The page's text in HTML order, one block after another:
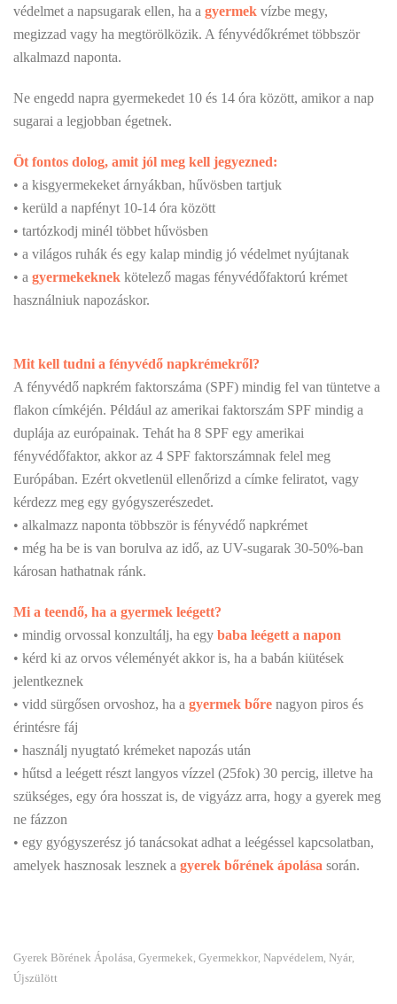
védelmet a napsugarak ellen, ha a gyermek vízbe megy,
megizzad vagy ha megtörölközik. A fényvédőkrémet többször
alkalmazd naponta.
Ne engedd napra gyermekedet 10 és 14 óra között, amikor a nap
sugarai a legjobban égetnek.
Öt fontos dolog, amit jól meg kell jegyezned:
• a kisgyermekeket árnyákban, hűvösben tartjuk
• kerüld a napfényt 10-14 óra között
• tartózkodj minél többet hűvösben
• a világos ruhák és egy kalap mindig jó védelmet nyújtanak
• a gyermekeknek kötelező magas fényvédőfaktorú krémet
használniuk napozáskor.
Mit kell tudni a fényvédő napkrémekről?
A fényvédő napkrém faktorszáma (SPF) mindig fel van tüntetve a
flakon címkéjén. Például az amerikai faktorszám SPF mindig a
duplája az európainak. Tehát ha 8 SPF egy amerikai
fényvédőfaktor, akkor az 4 SPF faktorszámnak felel meg
Európában. Ezért okvetlenül ellenőrizd a címke feliratot, vagy
kérdezz meg egy gyógyszerészedet.
• alkalmazz naponta többször is fényvédő napkrémet
• még ha be is van borulva az idő, az UV-sugarak 30-50%-ban
károsan hathatnak ránk.
Mi a teendő, ha a gyermek leégett?
• mindig orvossal konzultálj, ha egy baba leégett a napon
• kérd ki az orvos véleményét akkor is, ha a babán kiütések
jelentkeznek
• vidd sürgősen orvoshoz, ha a gyermek bőre nagyon piros és
érintésre fáj
• használj nyugtató krémeket napozás után
• hűtsd a leégett részt langyos vízzel (25fok) 30 percig, illetve ha
szükséges, egy óra hosszat is, de vigyázz arra, hogy a gyerek meg
ne fázzon
• egy gyógyszerész jó tanácsokat adhat a leégéssel kapcsolatban,
amelyek hasznosak lesznek a gyerek bőrének ápolása során.
Gyerek Bõrének Ápolása, Gyermekek, Gyermekkor, Napvédelem, Nyár,
Újszülött